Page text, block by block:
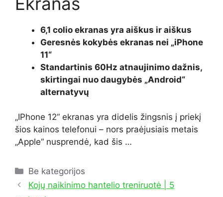
6,1 colio ekranas yra aiškus ir aiškus
Geresnės kokybės ekranas nei „iPhone
11“
Standartinis 60Hz atnaujinimo dažnis,
skirtingai nuo daugybės „Android“
alternatyvų
„IPhone 12“ ekranas yra didelis žingsnis į priekį
šios kainos telefonui – nors praėjusiais metais
„Apple“ nusprendė, kad šis …
Kategorijos
Be kategorijos
Kojų naikinimo hantelio treniruotė | 5